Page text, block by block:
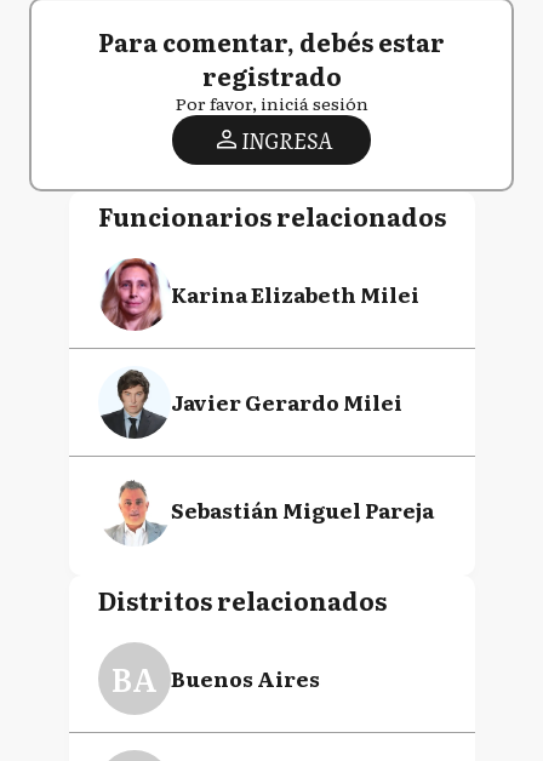
Para comentar, debés estar
registrado
Por favor, iniciá sesión
INGRESA
Funcionarios relacionados
Karina Elizabeth Milei
Javier Gerardo Milei
Sebastián Miguel Pareja
Distritos relacionados
BA Buenos Aires